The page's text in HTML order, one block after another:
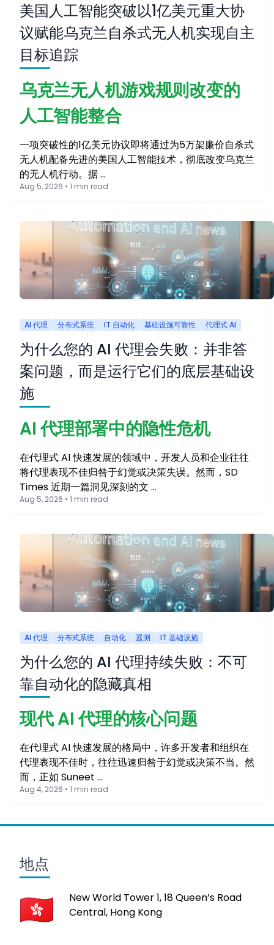
美国人工智能突破以1亿美元重大协
议赋能乌克兰自杀式无人机实现自主
目标追踪
乌克兰无人机游戏规则改变的
人工智能整合
一项突破性的1亿美元协议即将通过为5万架廉价自杀式
无人机配备先进的美国人工智能技术，彻底改变乌克兰
的无人机行动。据 …
Aug 5, 2026 • 1 min read
AI 代理 分布式系统 IT 自动化 基础设施可靠性 代理式 AI
为什么您的 AI 代理会失败：并非答
案问题，而是运行它们的底层基础设
施
AI 代理部署中的隐性危机
在代理式 AI 快速发展的领域中，开发人员和企业往往
将代理表现不佳归咎于幻觉或决策失误。然而，SD
Times 近期一篇洞见深刻的文 …
Aug 5, 2026 • 1 min read
AI 代理 分布式系统 自动化 遥测 IT 基础设施
为什么您的 AI 代理持续失败：不可
靠自动化的隐藏真相
现代 AI 代理的核心问题
在代理式 AI 快速发展的格局中，许多开发者和组织在
代理表现不佳时，往往迅速归咎于幻觉或决策不当。然
而，正如 Suneet …
Aug 4, 2026 • 1 min read
地点
New World Tower 1, 18 Queen’s Road
Central, Hong Kong